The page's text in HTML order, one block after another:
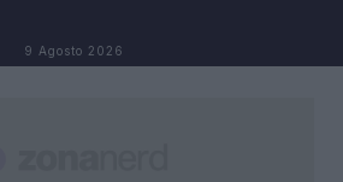
9 Agosto 2026